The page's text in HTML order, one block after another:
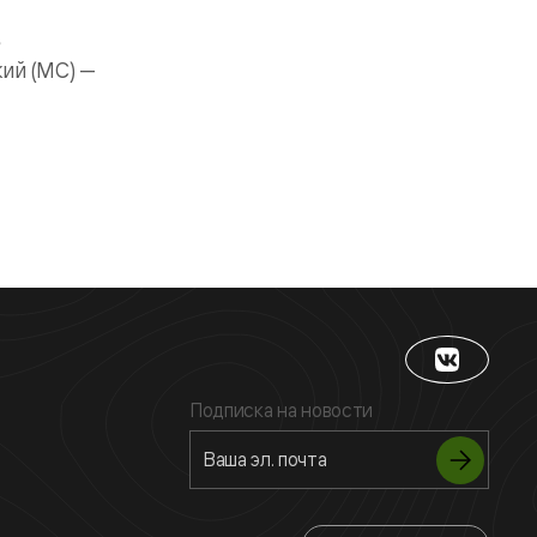
(МС) —
Подписка на новости